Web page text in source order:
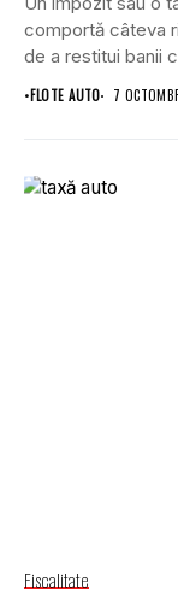
comportă câteva
de a restitui banii
•FLOTE AUTO 7
Fiscalitate